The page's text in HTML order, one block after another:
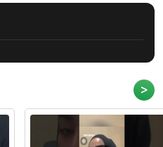
>